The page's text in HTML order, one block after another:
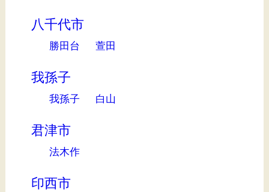
八千代市
勝田台 萱田
我孫子
我孫子 白山
君津市
法木作
印西市